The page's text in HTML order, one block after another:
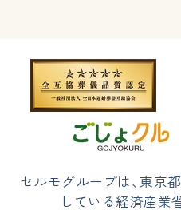
セルモグループは、東京都
している経済産業